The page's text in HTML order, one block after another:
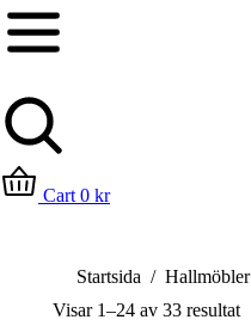
Cart 0 kr
Du är här:
Startsida
Hallmöbler
Visar 1–24 av 33 resultat